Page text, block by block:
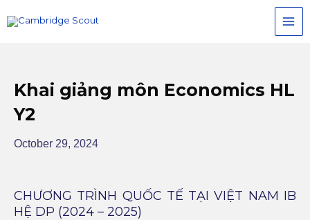
to
Khai giảng môn Economics HL
Y2
October 29, 2024
CHƯƠNG TRÌNH QUỐC TẾ TẠI VIỆT NAM IB
HỆ DP (2024 – 2025)